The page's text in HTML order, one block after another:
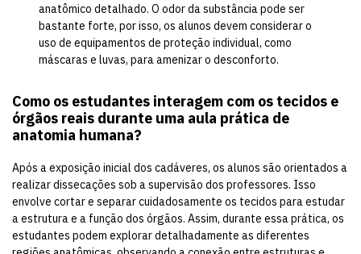
anatômico detalhado. O odor da substância pode ser
bastante forte, por isso, os alunos devem considerar o
uso de equipamentos de proteção individual, como
máscaras e luvas, para amenizar o desconforto.
Como os estudantes interagem com os tecidos e
órgãos reais durante uma aula prática de
anatomia humana?
Após a exposição inicial dos cadáveres, os alunos são orientados a
realizar dissecações sob a supervisão dos professores. Isso
envolve cortar e separar cuidadosamente os tecidos para estudar
a estrutura e a função dos órgãos. Assim, durante essa prática, os
estudantes podem explorar detalhadamente as diferentes